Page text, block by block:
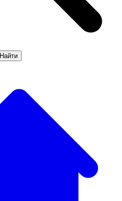
Найти